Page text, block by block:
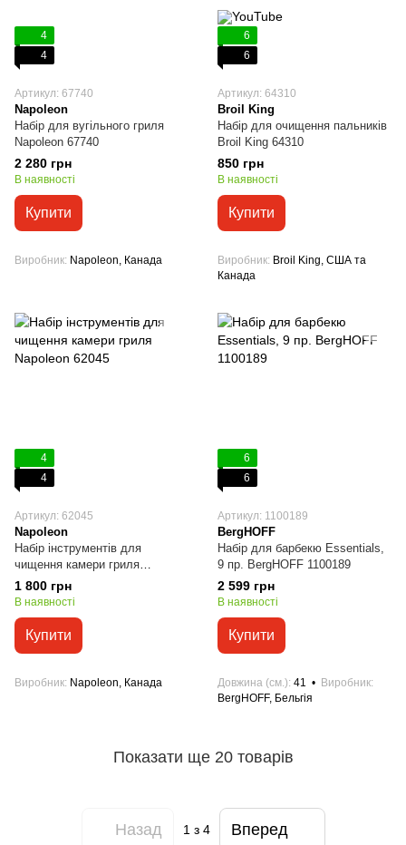
4
4
Артикул: 67740
Napoleon
Набір для вугільного гриля
Napoleon 67740
2 280 грн
В наявності
Купити
Виробник Napoleon, Канада
6
6
Артикул: 64310
Broil King
Набір для очищення пальників
Broil King 64310
850 грн
В наявності
Купити
Виробник Broil King, США та
Канада
4
4
Артикул: 62045
Napoleon
Набір інструментів для
чищення камери гриля
Napoleon 62045
1 800 грн
В наявності
Купити
Виробник Napoleon, Канада
6
6
Артикул: 1100189
BergHOFF
Набір для барбекю Essentials,
9 пр. BergHOFF 1100189
2 599 грн
В наявності
Купити
Довжина (см.) 41
Виробник
BergHOFF, Бельгія
Показати ще 20 товарів
Назад 1 з 4 Вперед